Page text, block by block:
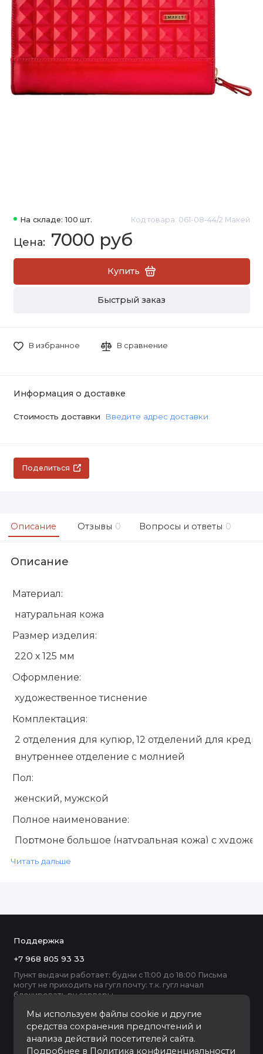
На складе: 100 шт. Код товара: 061-08-44/2 Макей
7000 руб
Купить
Быстрый заказ
В избранное В сравнение
Информация о доставке
Стоимость доставки Введите адрес доставки
Поделиться
Описание Отзывы 0 Вопросы и ответы 0
Описание
Материал:
натуральная кожа
Размер изделия:
220 х 125 мм
Оформление:
художественное тиснение
Комплектация:
2 отделения для купюр, 12 отделений для
внутреннее отделение с молнией
Пол:
женский, мужской
Полное наименование:
Портмоне большое (натуральная кожа) с
Гарантия
молния
Фактура:
тиснение
визиток:
Читать дальше
Мы используем файлы cookie и другие
средства сохранения предпочтений и
анализа действий посетителей сайта.
Подробнее в Политика конфиденциальности
Поддержка
+7 968 805 93 33
Пункт выдачи работает: будни с 11:00 до 18:00 Письма
могут не приходить на гугл почту: т.к. гугл начал
блокировать ру серверы